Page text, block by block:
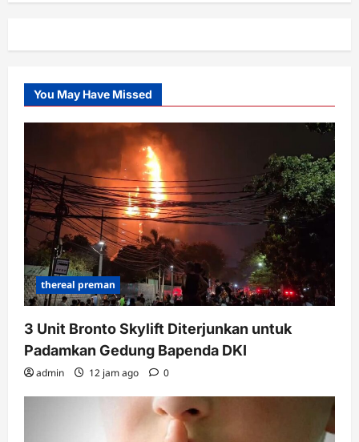
You May Have Missed
thereal preman
3 Unit Bronto Skylift Diterjunkan untuk
Padamkan Gedung Bapenda DKI
admin 12 jam ago 0